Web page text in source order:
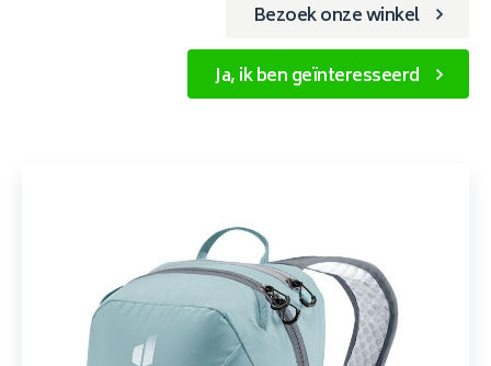
Bezoek onze winkel
Ja, ik ben geïnteresseerd